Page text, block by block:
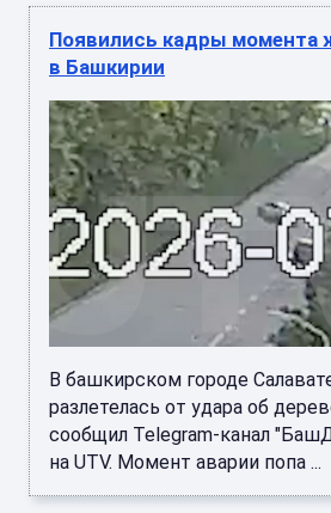
Появились кадры момента
в Башкирии
В башкирском городе
разлетелась от удара об
сообщил Telegram-канал
на UTV. Момент аварии попа ...